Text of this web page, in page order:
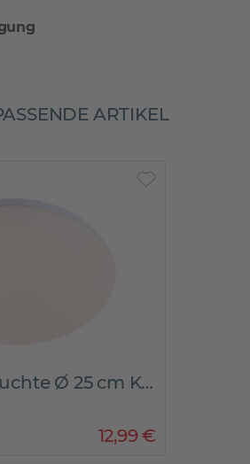
ARTIKEL
LED-Deckenleuchte Ø 25 cm KIRSTEN
12,99€